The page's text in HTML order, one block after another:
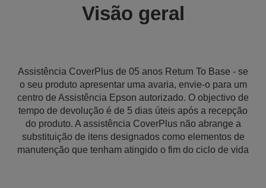
Visão geral
Assistência CoverPlus de 05 anos Return To Base - se
o seu produto apresentar uma avaria, envie-o para um
centro de Assistência Epson autorizado. O objectivo de
tempo de devolução é de 5 dias úteis após a recepção
do produto. A assistência CoverPlus não abrange a
substituição de itens designados como elementos de
manutenção que tenham atingido o fim do ciclo de vida